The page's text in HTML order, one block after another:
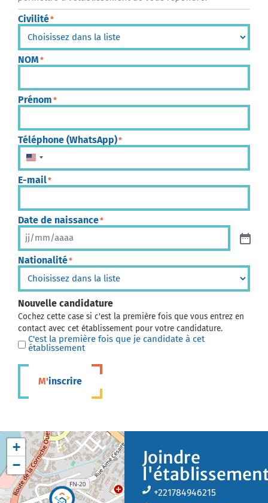
Civilité*
NOM *
Prénom *
Téléphone (WhatsApp)*
États-Unis +1
E-mail*
Date de naissance*
Nationalité*
Nouvelle candidature
Cochez cette case si c'est la première fois que vous entrez en
contact avec cet établissement pour votre candidature.
C'est la première fois que je candidate à cet
établissement
M'inscrire
+
−
Joindre
+221784946215